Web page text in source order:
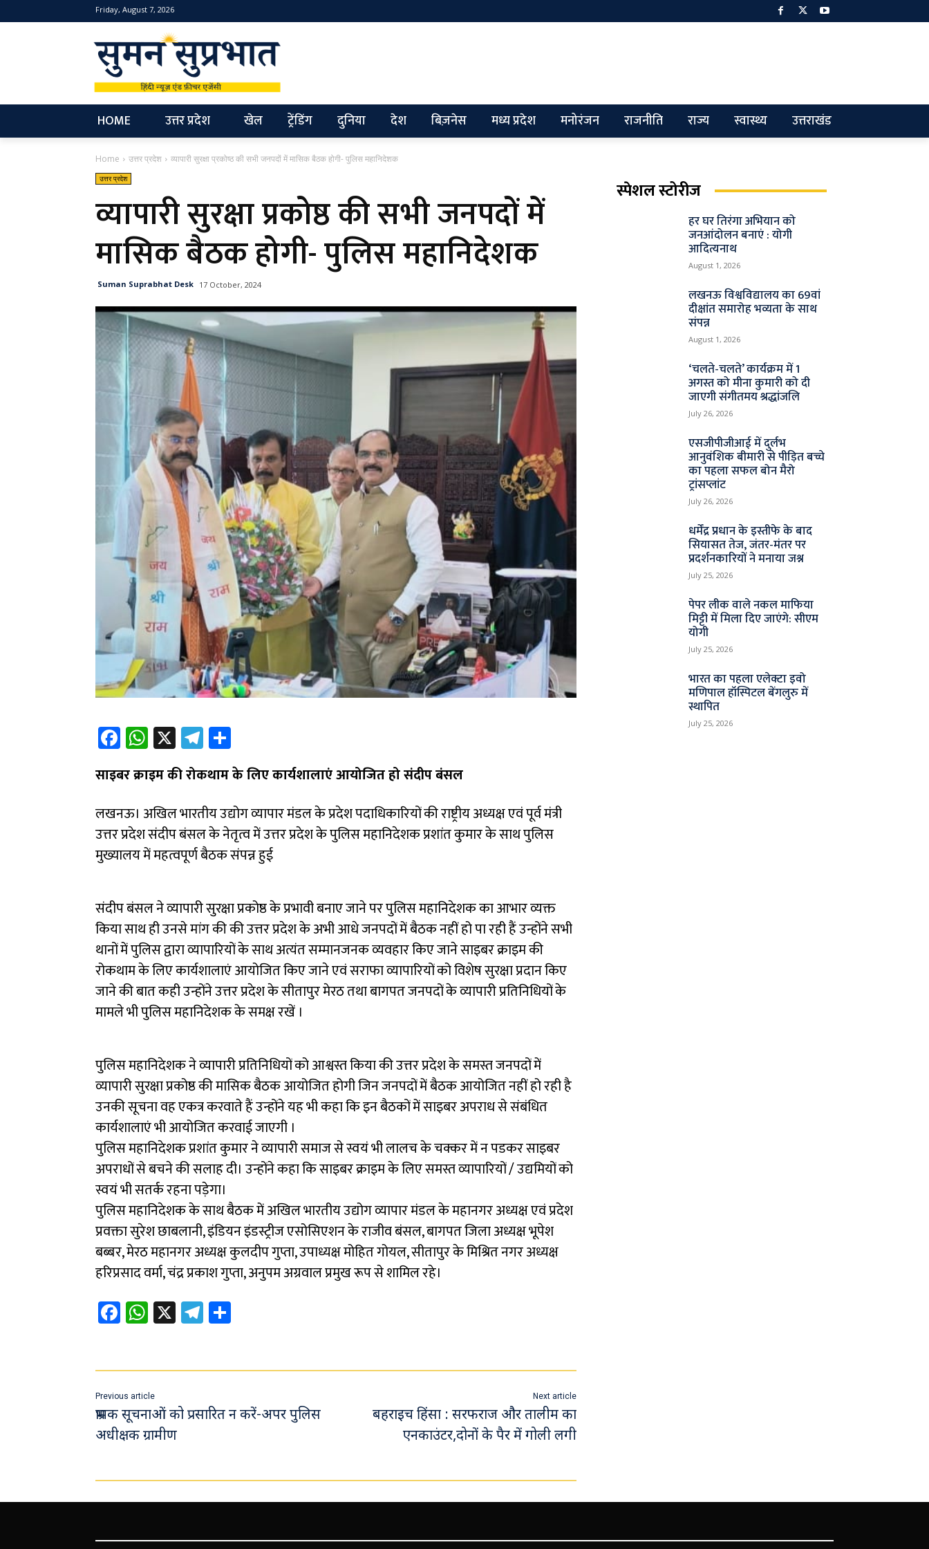
Friday, August 7, 2026
HOME उत्तर प्रदेश खेल ट्रेंडिंग दुनिया देश बिज़नेस मध्य प्रदेश मनोरंजन राजनीति राज्य स्वास्थ्य उत्तराखंड
Home उत्तर प्रदेश व्यापारी सुरक्षा प्रकोष्ठ की सभी जनपदों में मासिक बैठक होगी- पुलिस महानिदेशक
उत्तर प्रदेश
व्यापारी सुरक्षा प्रकोष्ठ की सभी जनपदों में
मासिक बैठक होगी- पुलिस महानिदेशक
Suman Suprabhat Desk 17 October, 2024
Fa
ce
b
o
ok
W
h
at
sA
p
p
X Te
le
gr
a
m
ar
e
साइबर क्राइम की रोकथाम के लिए कार्यशालाएं आयोजित हो संदीप बंसल
लखनऊ। अखिल भारतीय उद्योग व्यापार मंडल के प्रदेश पदाधिकारियों की राष्ट्रीय अध्यक्ष एवं पूर्व मंत्री
उत्तर प्रदेश संदीप बंसल के नेतृत्व में उत्तर प्रदेश के पुलिस महानिदेशक प्रशांत कुमार के साथ पुलिस
मुख्यालय में महत्वपूर्ण बैठक संपन्न हुई
संदीप बंसल ने व्यापारी सुरक्षा प्रकोष्ठ के प्रभावी बनाए जाने पर पुलिस महानिदेशक का आभार व्यक्त
किया साथ ही उनसे मांग की की उत्तर प्रदेश के अभी आधे जनपदों में बैठक नहीं हो पा रही हैं उन्होंने सभी
थानों में पुलिस द्वारा व्यापारियों के साथ अत्यंत सम्मानजनक व्यवहार किए जाने साइबर क्राइम की
रोकथाम के लिए कार्यशालाएं आयोजित किए जाने एवं सराफा व्यापारियों को विशेष सुरक्षा प्रदान किए
जाने की बात कही उन्होंने उत्तर प्रदेश के सीतापुर मेरठ तथा बागपत जनपदों के व्यापारी प्रतिनिधियों के
मामले भी पुलिस महानिदेशक के समक्ष रखें ।
पुलिस महानिदेशक ने व्यापारी प्रतिनिधियों को आश्वस्त किया की उत्तर प्रदेश के समस्त जनपदों में
व्यापारी सुरक्षा प्रकोष्ठ की मासिक बैठक आयोजित होगी जिन जनपदों में बैठक आयोजित नहीं हो रही है
उनकी सूचना वह एकत्र करवाते हैं उन्होंने यह भी कहा कि इन बैठकों में साइबर अपराध से संबंधित
कार्यशालाएं भी आयोजित करवाई जाएगी ।
पुलिस महानिदेशक प्रशांत कुमार ने व्यापारी समाज से स्वयं भी लालच के चक्कर में न पडकर साइबर
अपराधों से बचने की सलाह दी। उन्होंने कहा कि साइबर क्राइम के लिए समस्त व्यापारियों / उद्यमियों को
स्वयं भी सतर्क रहना पड़ेगा।
पुलिस महानिदेशक के साथ बैठक में अखिल भारतीय उद्योग व्यापार मंडल के महानगर अध्यक्ष एवं प्रदेश
प्रवक्ता सुरेश छाबलानी, इंडियन इंडस्ट्रीज एसोसिएशन के राजीव बंसल, बागपत जिला अध्यक्ष भूपेश
बब्बर, मेरठ महानगर अध्यक्ष कुलदीप गुप्ता, उपाध्यक्ष मोहित गोयल, सीतापुर के मिश्रित नगर अध्यक्ष
हरिप्रसाद वर्मा, चंद्र प्रकाश गुप्ता, अनुपम अग्रवाल प्रमुख रूप से शामिल रहे।
Fa
ce
o
ok
W
h
sA
p
p
X Te
le
a
m
Previous article
भ्रामक सूचनाओं को प्रसारित न करें-अपर पुलिस
अधीक्षक ग्रामीण
Next article
बहराइच हिंसा : सरफराज और तालीम का
एनकाउंटर,दोनों के पैर में गोली लगी
स्पेशल स्टोरीज
हर घर तिरंगा अभियान को
जनआंदोलन बनाएं : योगी
आदित्यनाथ
August 1, 2026
लखनऊ विश्वविद्यालय का 69वां
दीक्षांत समारोह भव्यता के साथ
संपन्न
August 1, 2026
‘चलते-चलते’ कार्यक्रम में 1
अगस्त को मीना कुमारी को दी
जाएगी संगीतमय श्रद्धांजलि
July 26, 2026
एसजीपीजीआई में दुर्लभ
आनुवंशिक बीमारी से पीड़ित बच्चे
का पहला सफल बोन मैरो
ट्रांसप्लांट
July 26, 2026
धर्मेंद्र प्रधान के इस्तीफे के बाद
सियासत तेज, जंतर-मंतर पर
प्रदर्शनकारियों ने मनाया जश्न
July 25, 2026
पेपर लीक वाले नकल माफिया
मिट्टी में मिला दिए जाएंगे: सीएम
योगी
July 25, 2026
भारत का पहला एलेक्टा इवो
मणिपाल हॉस्पिटल बेंगलुरु में
स्थापित
July 25, 2026